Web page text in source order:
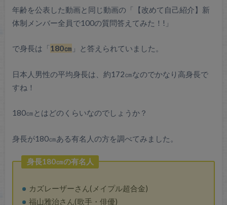
年齢を公表した動画と同じ動画の「【改めて自己紹介】新
体制メンバー全員で100の質問答えてみた！!」
で身長は「180㎝ 」と答えられていました。
日本人男性の平均身長は、約172㎝なのでかなり高身長で
すね！
180㎝とはどのくらいなのでしょうか？
身長が180㎝ある有名人の方を調べてみました。
身長180㎝の有名人
カズレーザーさん(メイプル超合金)
福山雅治さん(歌手・俳優)